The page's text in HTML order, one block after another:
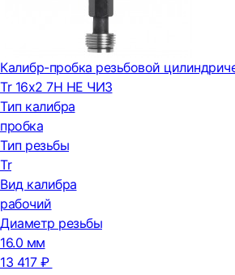
Калибр-пробка резьбовой
Tr 16х2 7H НЕ ЧИЗ
Тип калибра
пробка
Тип резьбы
Tr
Вид калибра
рабочий
Диаметр резьбы
16.0 мм
13 417 ₽